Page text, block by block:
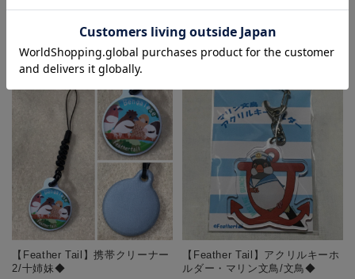
【Feather Tail】めがねふき8/文
¥990
【Feather Tail】携帯クリーナー
2/十姉妹◆
【Feather Tail】アクリルキーホ
ルダー・マリン文鳥/文鳥◆